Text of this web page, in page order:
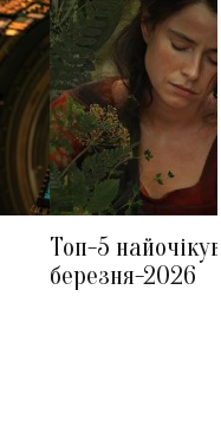
Топ-5
березня-2026